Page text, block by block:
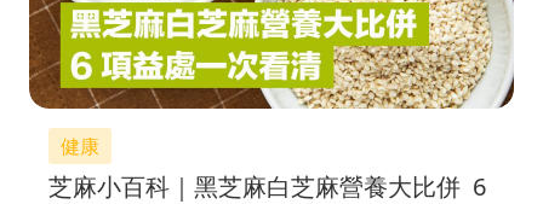
健康
芝麻小百科｜黑芝麻白芝麻營養大比併 6